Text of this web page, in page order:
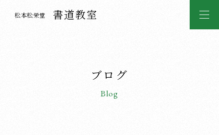
松本松栄堂 書道教室
ブログ
Blog